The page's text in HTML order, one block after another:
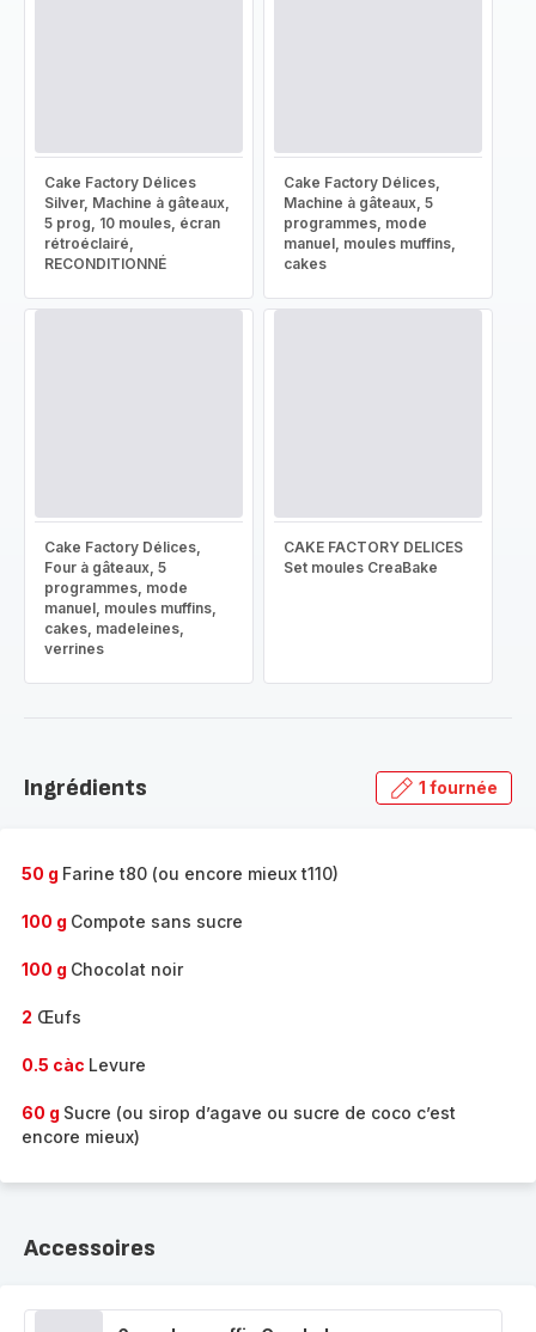
Cake Factory Délices
Silver, Machine à gâteaux,
5 prog, 10 moules, écran
rétroéclairé,
RECONDITIONNÉ
Cake Factory Délices,
Machine à gâteaux, 5
programmes, mode
manuel, moules muffins,
cakes
Cake Factory Délices,
Four à gâteaux, 5
programmes, mode
manuel, moules muffins,
cakes, madeleines,
verrines
CAKE FACTORY DELICES
Set moules CreaBake
Ingrédients 1 fournée
50 g Farine t80 (ou encore mieux t110)
100 g Compote sans sucre
100 g Chocolat noir
2 Œufs
0.5 càc Levure
60 g Sucre (ou sirop d’agave ou sucre de coco c’est
encore mieux)
Accessoires